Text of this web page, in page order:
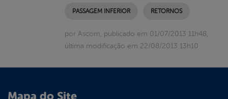
PASSAGEM INFERIOR RETORNOS
por Ascom, publicado em 01/07/2013 11h48,
última modificação em 22/08/2013 13h10
Mapa do Site